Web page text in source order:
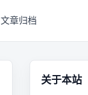
文章归档
关于本站